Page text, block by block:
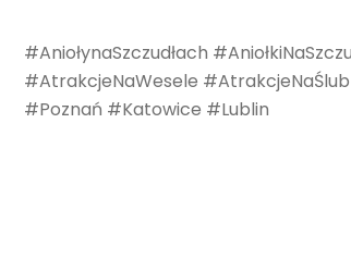
#AniołynaSzczudłach
#AtrakcjeNaWesele
#Poznań #Katowice #Lublin